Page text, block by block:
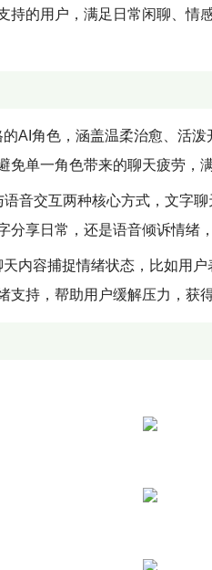
持的用户，满足日常闲聊、情
AI角色，涵盖温柔治愈、活
单一角色带来的聊天疲劳，
音交互两种核心方式，文字
分享日常，还是语音倾诉情绪
内容捕捉情绪状态，比如用
持，帮助用户缓解压力，获